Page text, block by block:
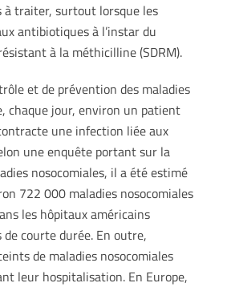
à traiter, surtout lorsque les
antibiotiques à l’instar du
à la méthicilline (SDRM).
et de prévention des maladies
chaque jour, environ un patient
une infection liée aux
une enquête portant sur la
nosocomiales, il a été estimé
722 000 maladies nosocomiales
les hôpitaux américains
de courte durée. En outre,
de maladies nosocomiales
leur hospitalisation. En Europe,